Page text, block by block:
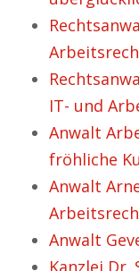
IT- und
Anwalt
fröhliche
Anwalt
Anwalt
Kanzlei